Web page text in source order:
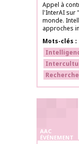
Appel à
l'InterAI sur
monde.
approches
Mots-clés
Recherche
AAC
ÉVÉNEMENT